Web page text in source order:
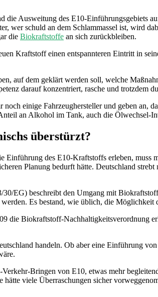
Ausweitung des E10-Einführungsgebiets
wer schuld an dem Schlammassel ist, wird
die Biokraftstoffe an sich zurückbleiben.
Kraftstoff einen entspannteren Eintritt in
auf dem geklärt werden soll, welche
darauf konzentriert, rasche und trotzdem
einige Fahrzeughersteller und geben an,
an Alkohol im Tank, auch die Ölwechsel-
überstürzt?
des E10-Kraftstoffs erleben, muss
Planung bedurft hätte. Deutschland
EG) beschreibt den Umgang mit
Es bestand, wie üblich, die
die Biokraftstoff-Nachhaltigkeitsverordnung
handeln. Ob aber eine Einführung
Bringen von E10, etwas mehr
viele Überraschungen sicher